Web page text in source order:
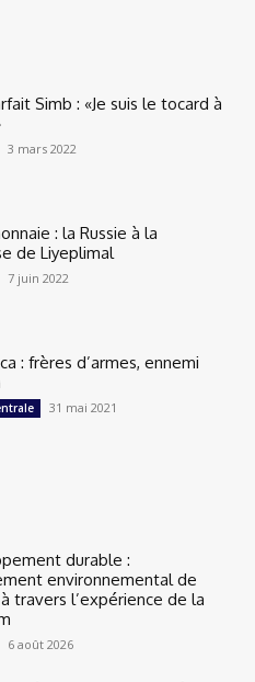
Simb : «Je suis le tocard à
3 mars 2022
: la Russie à la
de Liyeplimal
7 juin 2022
: frères d’armes, ennemi
31 mai 2021
durable :
environnemental de
travers l’expérience de la
6 août 2026